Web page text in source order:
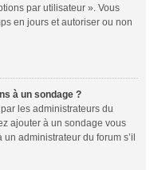
par utilisateur ». Vous
en jours et autoriser ou non
à un sondage ?
les administrateurs du
ajouter à un sondage vous
administrateur du forum s’il